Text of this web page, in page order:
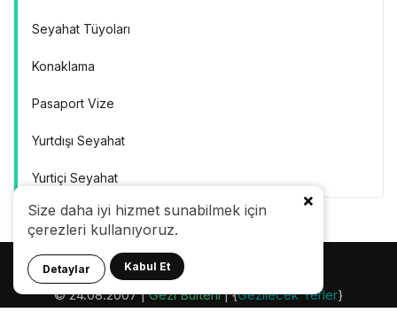
Size daha iyi hizmet sunabilmek için
çerezleri kullanıyoruz.
Detaylar Kabul Et
Seyahat Tüyoları
Konaklama
Pasaport Vize
Yurtdışı Seyahat
Yurtiçi Seyahat
© 24.08.2007 |Gezi Bülteni| {Gezilecek Yerler}